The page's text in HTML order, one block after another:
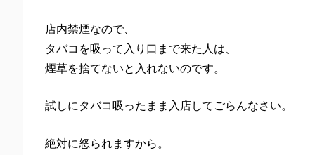
店内禁煙なので、
タバコを吸って入り口まで来た人は、
煙草を捨てないと入れないのです。
試しにタバコ吸ったまま入店してごらんなさい。
絶対に怒られますから。